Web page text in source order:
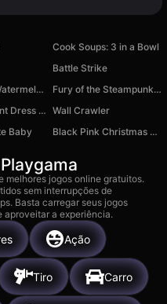
Cook Soups: 3 in a Bowl
Battle Strike
Fruit Merge: Watermelon Puzzle
Fury of the Steampunk Princess
College Student Dress Up Wall Crawler
Baby Black Pink Christmas Concert
melhores jogos online gratuitos.
sem interrupções de
Basta carregar seus jogos
aproveitar a experiência.
Ação
Tiro Carro